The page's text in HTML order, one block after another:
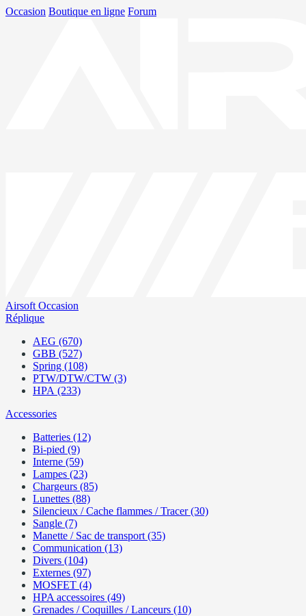
Occasion Boutique en ligne Forum
Airsoft Occasion
Réplique
AEG (670)
GBB (527)
Spring (108)
PTW/DTW/CTW (3)
HPA (233)
Accessories
Batteries (12)
Bi-pied (9)
Interne (59)
Lampes (23)
Chargeurs (85)
Lunettes (88)
Silencieux / Cache flammes / Tracer (30)
Sangle (7)
Manette / Sac de transport (35)
Communication (13)
Divers (104)
Externes (97)
MOSFET (4)
HPA accessoires (49)
Grenades / Coquilles / Lanceurs (10)